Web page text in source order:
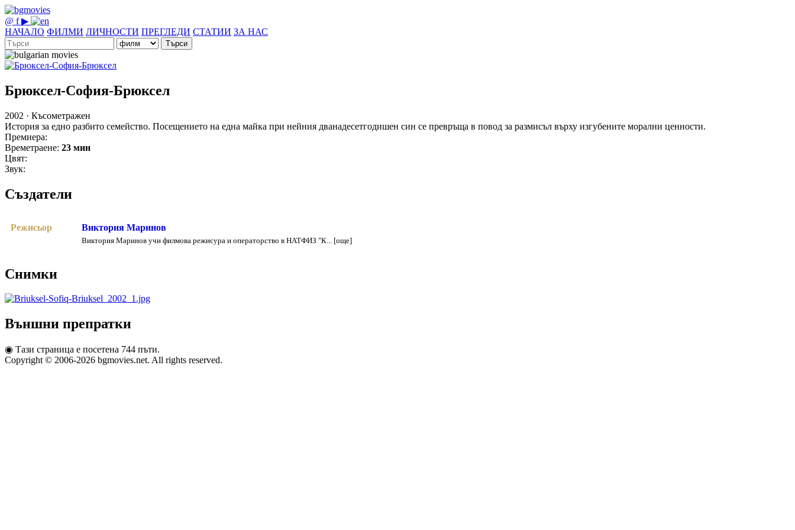
@ f ▶
НАЧАЛО ФИЛМИ ЛИЧНОСТИ ПРЕГЛЕДИ СТАТИИ ЗА НАС
Търси
Брюксел-София-Брюксел
2002 · Късометражен
История за едно разбито семейство. Посещението на една майка при нейния дванадесетгодишен син се превръща в повод за размисъл върху изгубените морални ценности.
Премиера:
Времетраене: 23 мин
Цвят:
Звук:
Създатели
Режисьор Виктория Маринов
Виктория Маринов учи филмова режисура и операторство в НАТФИЗ "К... [още]
Снимки
Външни препратки
◉ Тази страница е посетена 744 пъти.
Copyright © 2006-2026 bgmovies.net. All rights reserved.